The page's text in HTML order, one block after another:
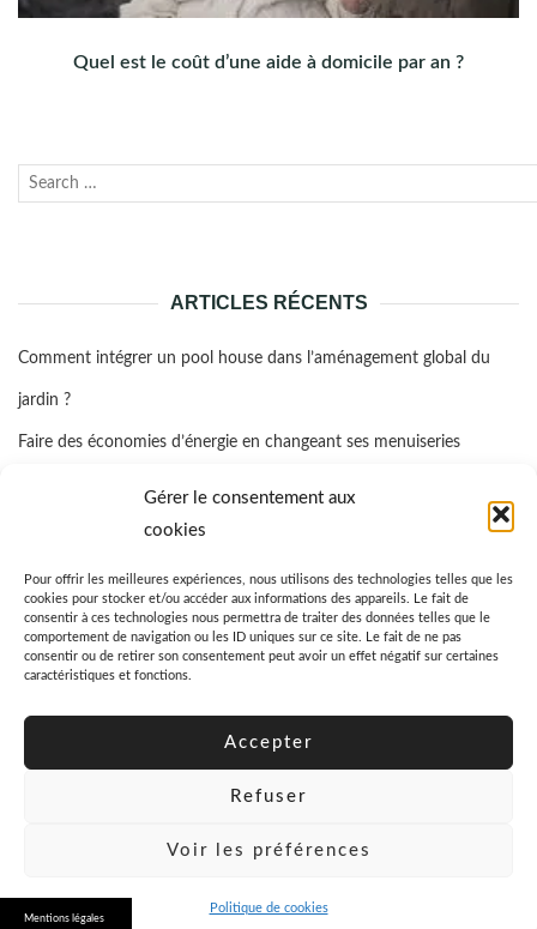
Gérer le consentement aux
cookies
Pour offrir les meilleures expériences, nous utilisons des technologies telles que les
cookies pour stocker et/ou accéder aux informations des appareils. Le fait de
consentir à ces technologies nous permettra de traiter des données telles que le
comportement de navigation ou les ID uniques sur ce site. Le fait de ne pas
consentir ou de retirer son consentement peut avoir un effet négatif sur certaines
caractéristiques et fonctions.
Accepter
Refuser
Voir les préférences
Politique de cookies
Mentions légales
Quel est le coût d’une aide à domicile par an ?
Recherche
ARTICLES RÉCENTS
Comment intégrer un pool house dans l’aménagement global du
jardin ?
Faire des économies d’énergie en changeant ses menuiseries
Comment favoriser la cicatrisation rapide d’un coussinet blessé d’un
Quel est le prix moyen d’un garde-meuble ?
© 2026 Danzine